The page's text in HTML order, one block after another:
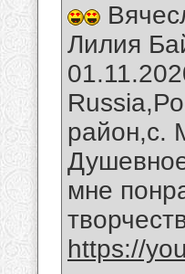
Лилия
район,с.
мне
https://